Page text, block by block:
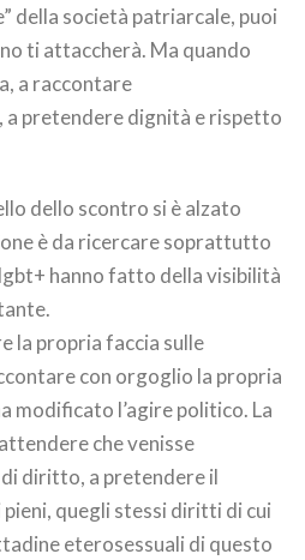
della società patriarcale, puoi
ti attaccherà. Ma quando
a raccontare
a pretendere dignità e rispetto
dello scontro si è alzato
è da ricercare soprattutto
hanno fatto della visibilità
la propria faccia sulle
con orgoglio la propria
modificato l’agire politico. La
che venisse
di diritto, a pretendere il
quegli stessi diritti di cui
eterosessuali di questo